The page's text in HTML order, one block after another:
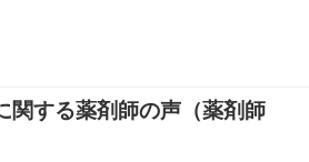
関する薬剤師の声（薬剤師